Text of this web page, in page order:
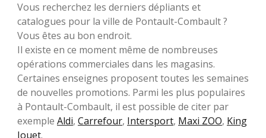
Vous recherchez les derniers dépliants et
catalogues pour la ville de Pontault-Combault ?
Vous êtes au bon endroit.
Il existe en ce moment même de nombreuses
opérations commerciales dans les magasins.
Certaines enseignes proposent toutes les semaines
de nouvelles promotions. Parmi les plus populaires
à Pontault-Combault, il est possible de citer par
exemple Aldi, Carrefour, Intersport, Maxi ZOO, King
Jouet.